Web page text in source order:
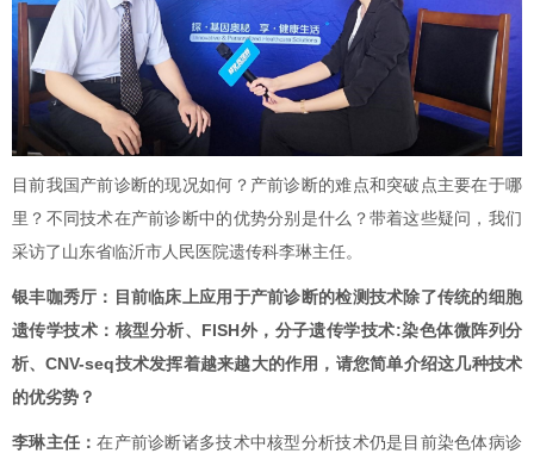
目前我国产前诊断的现况如何？产前诊断的难点和突破点主要在于哪
里？不同技术在产前诊断中的优势分别是什么？带着这些疑问，我们
采访了山东省临沂市人民医院遗传科李琳主任。
银丰咖秀厅： 目前临床上应用于产前诊断的检测技术除了传统的细胞
遗传学技术：核型分析、 FISH外，分子遗传学技术:染色体微阵列分
析、CNV-seq技术发挥着越来越大的作用，请您简单介绍这几种技术
的优劣势？
李琳主任：在产前诊断诸多技术中核型分析技术仍是目前染色体病诊